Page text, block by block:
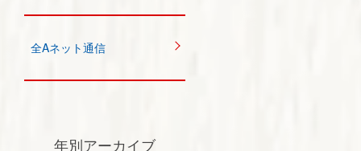
全Aネット通信
年別アーカイブ